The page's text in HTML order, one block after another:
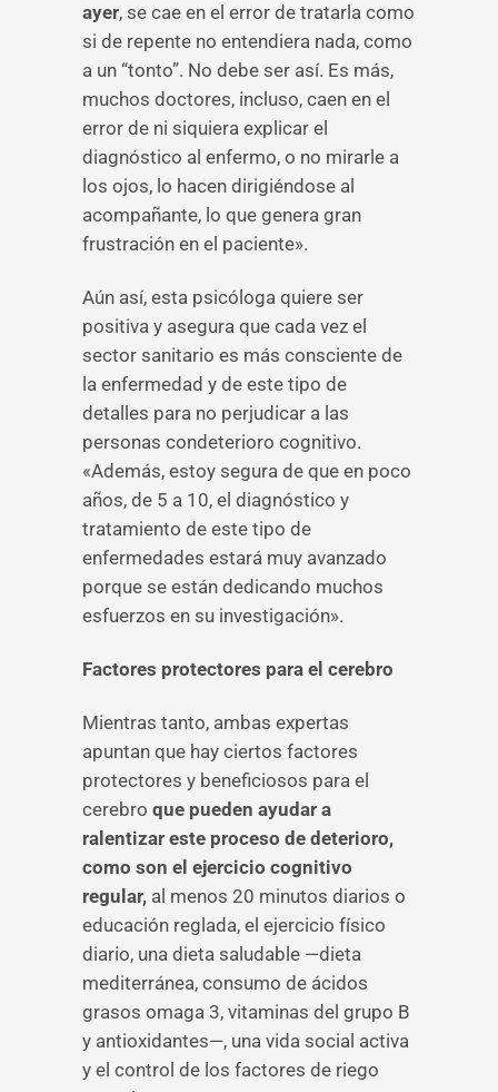
ayer, se cae en el error de tratarla como
si de repente no entendiera nada, como
a un “tonto”. No debe ser así. Es más,
muchos doctores, incluso, caen en el
error de ni siquiera explicar el
diagnóstico al enfermo, o no mirarle a
los ojos, lo hacen dirigiéndose al
acompañante, lo que genera gran
frustración en el paciente».
Aún así, esta psicóloga quiere ser
positiva y asegura que cada vez el
sector sanitario es más consciente de
la enfermedad y de este tipo de
detalles para no perjudicar a las
personas condeterioro cognitivo.
«Además, estoy segura de que en poco
años, de 5 a 10, el diagnóstico y
tratamiento de este tipo de
enfermedades estará muy avanzado
porque se están dedicando muchos
esfuerzos en su investigación».
Factores protectores para el cerebro
Mientras tanto, ambas expertas
apuntan que hay ciertos factores
protectores y beneficiosos para el
cerebro que pueden ayudar a
ralentizar este proceso de deterioro,
como son el ejercicio cognitivo
regular, al menos 20 minutos diarios o
educación reglada, el ejercicio físico
diario, una dieta saludable —dieta
mediterránea, consumo de ácidos
grasos omaga 3, vitaminas del grupo B
y antioxidantes—, una vida social activa
y el control de los factores de riego